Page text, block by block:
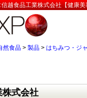
越食品工業株式会社【健康美
然食品 > 製品 > はちみつ・ジ
株式会社